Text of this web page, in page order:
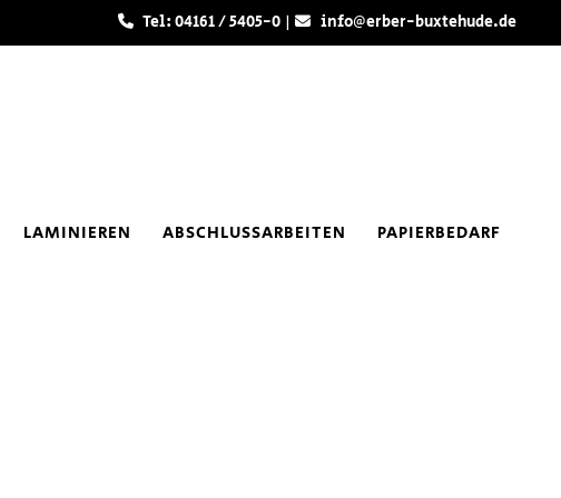
Tel: 04161 / 5405-0 | info@erber-buxtehude.de
LAMINIEREN ABSCHLUSSARBEITEN PAPIERBEDARF